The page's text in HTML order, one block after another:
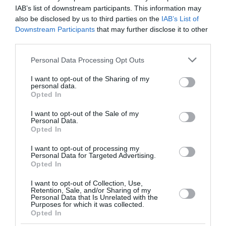
IAB’s list of downstream participants. This information may
also be disclosed by us to third parties on the IAB’s List of
Downstream Participants that may further disclose it to other
Please note that this website/app uses one or more Google
not limited to your visit or usage behaviour. You may click to
grant or deny consent to Google and its third-party tags to
use your data for below specified purposes in below Google
consent section.
Personal Data Processing Opt Outs
I want to opt-out of the Sharing of my
personal data.
Opted In
I want to opt-out of the Sale of my
Personal Data.
Opted In
I want to opt-out of processing my
Personal Data for Targeted Advertising.
Opted In
I want to opt-out of Collection, Use,
Retention, Sale, and/or Sharing of my
Personal Data that Is Unrelated with the
Purposes for which it was collected.
Opted In
μάσκες για τον κορωνοϊό - Στα 7 εκατ. ευρώ το
κόστος
Περίπου 755 εκατομμύρια προστατευτικές μάσκες, που
έχουν ξεμείνει στις κρατικές αποθήκες της Γερμανίας,
θα κάψει η γερμανική κυβέρνηση, με το κόστος ...